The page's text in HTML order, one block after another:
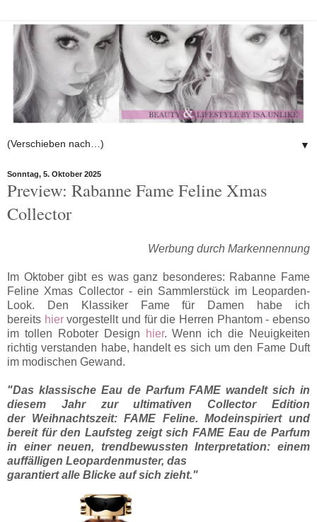
▼
Sonntag, 5. Oktober 2025
Preview: Rabanne Fame Feline Xmas
Collector
Werbung durch Markennennung
Im Oktober gibt es was ganz besonderes: Rabanne Fame
Feline Xmas Collector - ein Sammlerstück im Leoparden-
Look. Den Klassiker Fame für Damen habe ich
bereits hiervorgestellt und für die Herren Phantom - ebenso
im tollen Roboter Design
hier. Wenn ich die Neuigkeiten
richtig verstanden habe, handelt es sich um den Fame Duft
im modischen Gewand.
"Das klassische Eau de Parfum FAME wandelt sich in
diesem Jahr zur ultimativen Collector Edition
der Weihnachtszeit: FAME Feline. Modeinspiriert und
bereit für den Laufsteg zeigt sich FAME Eau de Parfum
in einer neuen, trendbewussten Interpretation: einem
auffälligen Leopardenmuster, das
garantiert alle Blicke auf sich zieht."